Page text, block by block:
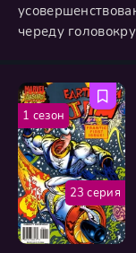
череду
сюжет сочетает
парадоксы и
водоворот
23 серия
1 сезон